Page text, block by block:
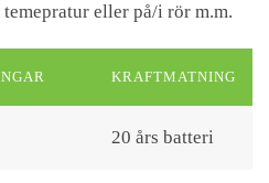
eller på/i rör m.m.
KRAFTMATNING
20 års batteri